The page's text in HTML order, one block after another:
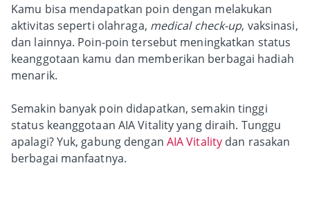
Kamu bisa mendapatkan poin dengan melakukan
aktivitas seperti olahraga, medical check-up, vaksinasi,
dan lainnya. Poin-poin tersebut meningkatkan status
keanggotaan kamu dan memberikan berbagai hadiah
menarik.
Semakin banyak poin didapatkan, semakin tinggi
status keanggotaan AIA Vitality yang diraih. Tunggu
apalagi? Yuk, gabung dengan AIA Vitality dan rasakan
berbagai manfaatnya.